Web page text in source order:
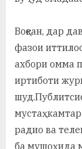
Воқеан, дар
фазои
ахбори омма
иртиботи
радио ва
ба мушоҳида